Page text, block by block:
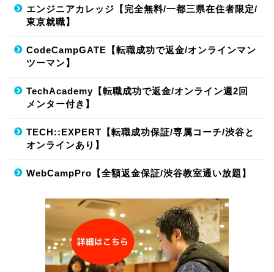
エンジニアカレッジ【完全無料/一都三県在住者限定/
東京就職】
CodeCampGATE【転職成功で返金/オンラインマン
ツーマン】
TechAcademy【転職成功で返金/オンライン週2回
メンター付き】
TECH::EXPERT【転職成功保証/専属コーチ/渋谷と
オンラインあり】
WebCampPro【全額返金保証/渋谷教室通い放題】